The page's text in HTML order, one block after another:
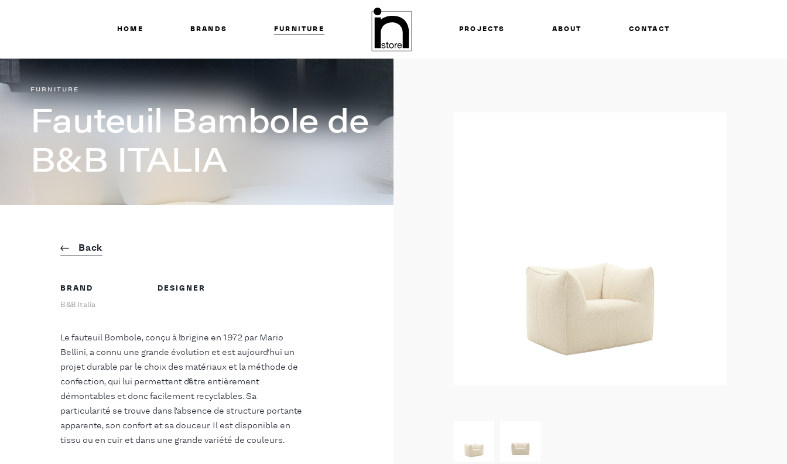
HOME BRANDS FURNITURE PROJECTS ABOUT CONTACT
Fauteuil Bambole de
B&B ITALIA
FURNITURE
Back
BRAND
B&B Italia
DESIGNER
Le fauteuil Bombole, conçu à l’origine en 1972 par Mario
Bellini, a connu une grande évolution et est aujourd’hui un
projet durable par le choix des matériaux et la méthode de
confection, qui lui permettent d’être entièrement
démontables et donc facilement recyclables. Sa
particularité se trouve dans l’absence de structure portante
apparente, son confort et sa douceur. Il est disponible en
tissu ou en cuir et dans une grande variété de couleurs.